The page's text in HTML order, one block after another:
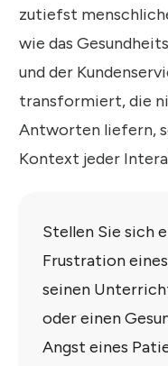
zutiefst
wie das
und der
transformiert, die
Antworten liefern,
Kontext jeder
Stellen Sie sich
Frustration
seinen
oder einen
Angst eines